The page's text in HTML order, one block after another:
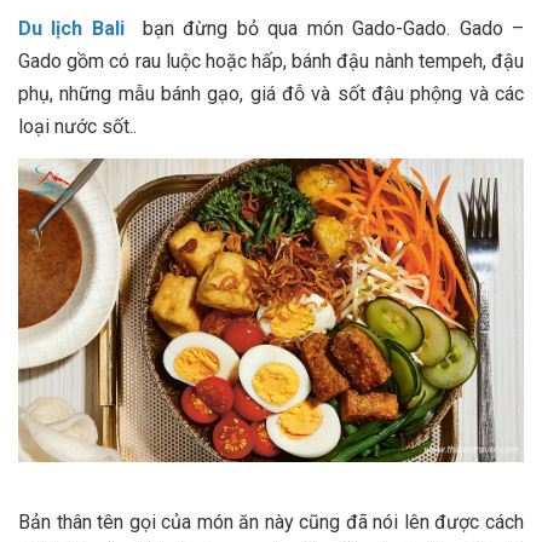
Du lịch Balibạn đừng bỏ qua món Gado-Gado. Gado –
Gado gồm có rau luộc hoặc hấp, bánh đậu nành tempeh, đậu
phụ, những mẫu bánh gạo, giá đỗ và sốt đậu phộng và các
loại nước sốt..
Bản thân tên gọi của món ăn này cũng đã nói lên được cách